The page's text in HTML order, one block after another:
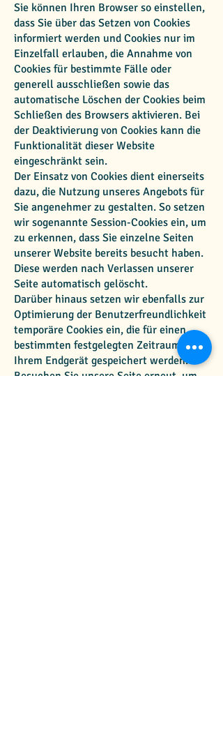
Sie können Ihren Browser so einstellen,
dass Sie über das Setzen von Cookies
informiert werden und Cookies nur im
Einzelfall erlauben, die Annahme von
Cookies für bestimmte Fälle oder
generell ausschließen sowie das
automatische Löschen der Cookies beim
Schließen des Browsers aktivieren. Bei
der Deaktivierung von Cookies kann die
Funktionalität dieser Website
eingeschränkt sein.
Der Einsatz von Cookies dient einerseits
dazu, die Nutzung unseres Angebots für
Sie angenehmer zu gestalten. So setzen
wir sogenannte Session-Cookies ein, um
zu erkennen, dass Sie einzelne Seiten
unserer Website bereits besucht haben.
Diese werden nach Verlassen unserer
Seite automatisch gelöscht.
Darüber hinaus setzen wir ebenfalls zur
Optimierung der Benutzerfreundlichkeit
temporäre Cookies ein, die für einen
bestimmten festgelegten Zeitraum auf
Ihrem Endgerät gespeichert werden.
Besuchen Sie unsere Seite erneut, um